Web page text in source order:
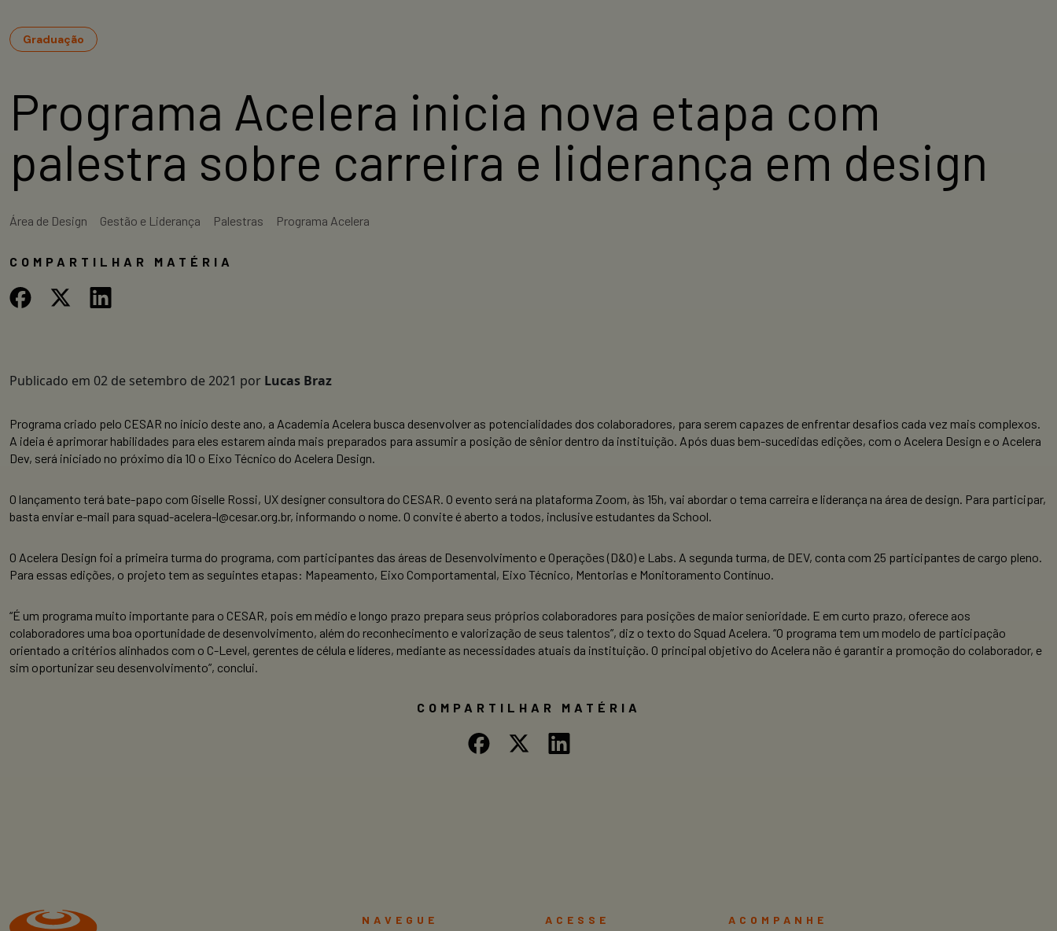
Graduação
Programa Acelera inicia nova etapa com
palestra sobre carreira e liderança em design
Área de Design Gestão e Liderança Palestras Programa Acelera
COMPARTILHAR MATÉRIA
Publicado em 02 de setembro de 2021 por Lucas Braz
Programa criado pelo CESAR no início deste ano, a Academia Acelera busca desenvolver as potencialidades dos colaboradores, para serem capazes de enfrentar desafios cada vez mais complexos.
A ideia é aprimorar habilidades para eles estarem ainda mais preparados para assumir a posição de sênior dentro da instituição. Após duas bem-sucedidas edições, com o Acelera Design e o Acelera
Dev, será iniciado no próximo dia 10 o Eixo Técnico do Acelera Design.
O lançamento terá bate-papo com Giselle Rossi, UX designer consultora do CESAR. O evento será na plataforma Zoom, às 15h, vai abordar o tema carreira e liderança na área de design. Para participar,
basta enviar e-mail para squad-acelera-l@cesar.org.br, informando o nome. O convite é aberto a todos, inclusive estudantes da School.
O Acelera Design foi a primeira turma do programa, com participantes das áreas de Desenvolvimento e Operações (D&O) e Labs. A segunda turma, de DEV, conta com 25 participantes de cargo pleno.
Para essas edições, o projeto tem as seguintes etapas: Mapeamento, Eixo Comportamental, Eixo Técnico, Mentorias e Monitoramento Contínuo.
“É um programa muito importante para o CESAR, pois em médio e longo prazo prepara seus próprios colaboradores para posições de maior senioridade. E em curto prazo, oferece aos
colaboradores uma boa oportunidade de desenvolvimento, além do reconhecimento e valorização de seus talentos”, diz o texto do Squad Acelera. “O programa tem um modelo de participação
orientado a critérios alinhados com o C-Level, gerentes de célula e líderes, mediante as necessidades atuais da instituição. O principal objetivo do Acelera não é garantir a promoção do colaborador, e
sim oportunizar seu desenvolvimento”, conclui.
COMPARTILHAR MATÉRIA
NAVEGUE ACESSE ACOMPANHE